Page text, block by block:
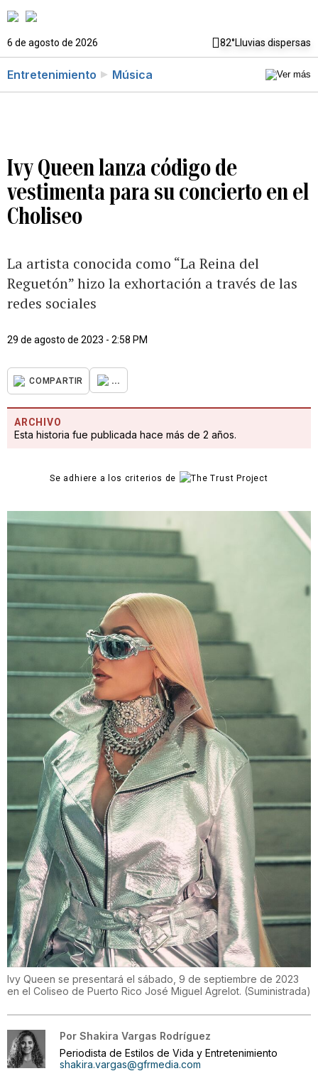
6 de agosto de 2026 82°Lluvias dispersas
Entretenimiento Música
Ivy Queen lanza código de
vestimenta para su concierto en el
Choliseo
La artista conocida como “La Reina del
Reguetón” hizo la exhortación a través de las
redes sociales
29 de agosto de 2023 - 2:58 PM
COMPARTIR ...
ARCHIVO
Esta historia fue publicada hace más de 2 años.
Se adhiere a los criterios de
Ivy Queen se presentará el sábado, 9 de septiembre de 2023
en el Coliseo de Puerto Rico José Miguel Agrelot. (Suministrada)
Por Shakira Vargas Rodríguez
Periodista de Estilos de Vida y Entretenimiento
shakira.vargas@gfrmedia.com